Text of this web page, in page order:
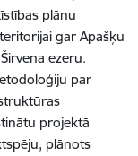
plānu
gar Apašķu
ezeru.
par
projektā
plānots